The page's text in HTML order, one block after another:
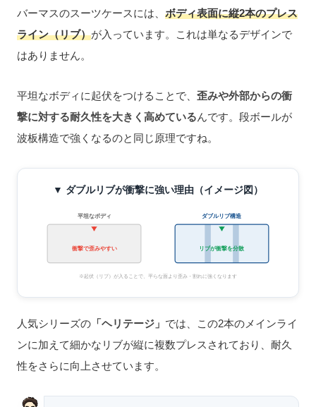
バーマスのスーツケースには、 ボディ表面に縦2本のプレス
ライン（リブ）が入っています。これは単なるデザインで
はありません。
平坦なボディに起伏をつけることで、 歪みや外部からの衝
撃に対する耐久性を大きく高めているんです。段ボールが
波板構造で強くなるのと同じ原理ですね。
▼ ダブルリブが衝撃に強い理由（イメージ図）
平坦なボディ
衝撃で歪みやすい
ダブルリブ構造
リブが衝撃を分散
※起伏（リブ）が入ることで、平らな面より歪み・割れに強くなります
人気シリーズの 「ヘリテージ」 では、この2本のメインライ
ンに加えて細かなリブが縦に複数プレスされており、耐久
性をさらに向上させています。